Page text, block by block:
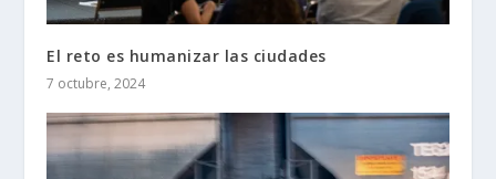
El reto es humanizar las ciudades
7 octubre, 2024